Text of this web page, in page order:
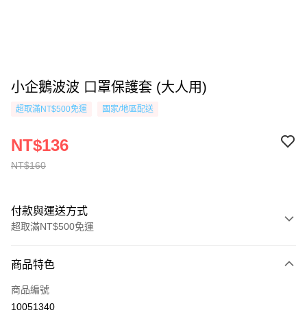
小企鵝波波 口罩保護套 (大人用)
超取滿NT$500免運 國家/地區配送
NT$160
NT$136
付款與運送方式
超取滿NT$500免運
信用卡一次付款
超商取貨付款
商品特色
商品編號
10051340